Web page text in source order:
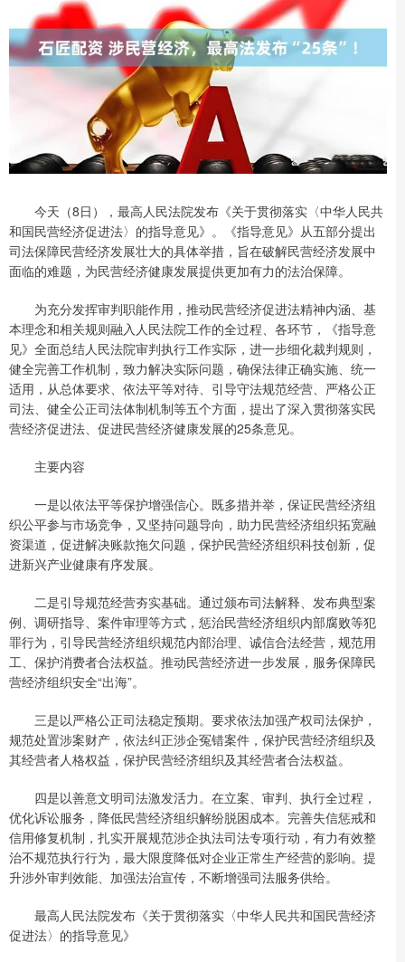
今天（8日），最高人民法院发布《关于贯彻落实〈中华人民共
和国民营经济促进法〉的指导意见》。《指导意见》从五部分提出
司法保障民营经济发展壮大的具体举措，旨在破解民营经济发展中
面临的难题，为民营经济健康发展提供更加有力的法治保障。
为充分发挥审判职能作用，推动民营经济促进法精神内涵、基
本理念和相关规则融入人民法院工作的全过程、各环节，《指导意
见》全面总结人民法院审判执行工作实际，进一步细化裁判规则，
健全完善工作机制，致力解决实际问题，确保法律正确实施、统一
适用，从总体要求、依法平等对待、引导守法规范经营、严格公正
司法、健全公正司法体制机制等五个方面，提出了深入贯彻落实民
营经济促进法、促进民营经济健康发展的25条意见。
主要内容
一是以依法平等保护增强信心。既多措并举，保证民营经济组
织公平参与市场竞争，又坚持问题导向，助力民营经济组织拓宽融
资渠道，促进解决账款拖欠问题，保护民营经济组织科技创新，促
进新兴产业健康有序发展。
二是引导规范经营夯实基础。通过颁布司法解释、发布典型案
例、调研指导、案件审理等方式，惩治民营经济组织内部腐败等犯
罪行为，引导民营经济组织规范内部治理、诚信合法经营，规范用
工、保护消费者合法权益。推动民营经济进一步发展，服务保障民
营经济组织安全“出海”。
三是以严格公正司法稳定预期。要求依法加强产权司法保护，
规范处置涉案财产，依法纠正涉企冤错案件，保护民营经济组织及
其经营者人格权益，保护民营经济组织及其经营者合法权益。
四是以善意文明司法激发活力。在立案、审判、执行全过程，
优化诉讼服务，降低民营经济组织解纷脱困成本。完善失信惩戒和
信用修复机制，扎实开展规范涉企执法司法专项行动，有力有效整
治不规范执行行为，最大限度降低对企业正常生产经营的影响。提
升涉外审判效能、加强法治宣传，不断增强司法服务供给。
最高人民法院发布《关于贯彻落实〈中华人民共和国民营经济
促进法〉的指导意见》